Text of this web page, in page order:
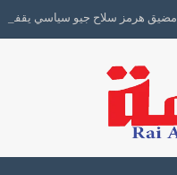
مضيق هرمز سلاح جيو سياسي يقفل